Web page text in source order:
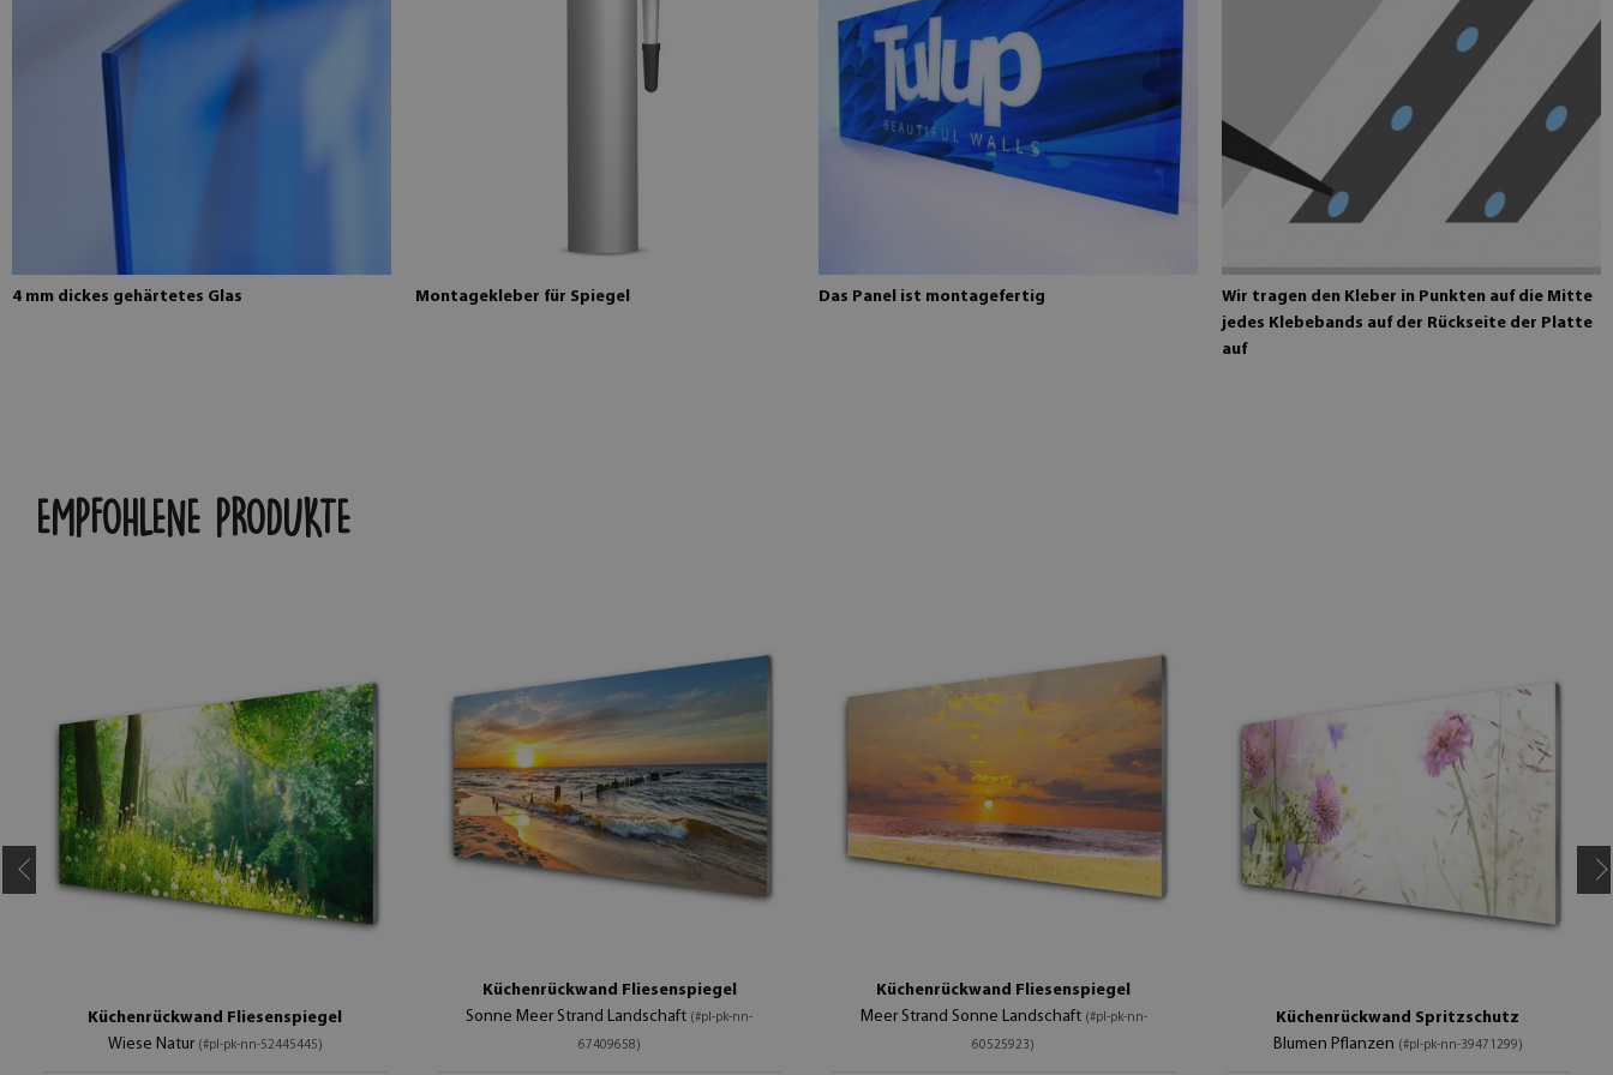
4 mm dickes gehärtetes Glas Montagekleber für Spiegel Das Panel ist montagefertig
Wir tragen den Kleber in Punkten auf die Mitte
jedes Klebebands auf der Rückseite der Platte
auf
EMPFOHLENE PRODUKTE
Küchenrückwand Fliesenspiegel
Wiese Natur (#pl-pk-nn-52445445)
Küchenrückwand Fliesenspiegel
Sonne Meer Strand Landschaft (#pl-pk-nn-
67409658)
Küchenrückwand Fliesenspiegel
Meer Strand Sonne Landschaft (#pl-pk-nn-
60525923)
Küchenrückwand Spritzschutz
Blumen Pflanzen (#pl-pk-nn-39471299)